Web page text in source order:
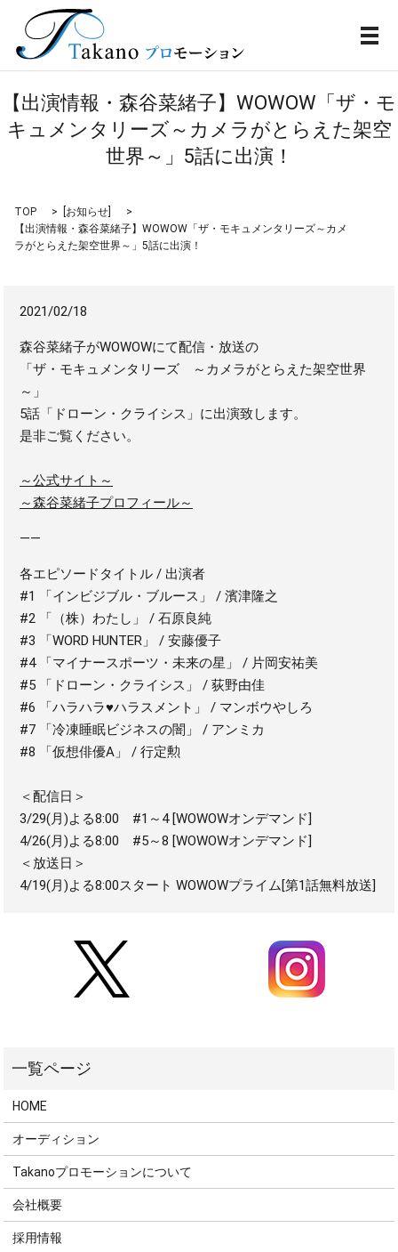
メ
【出演情報・森谷菜緒子】WOWOW「ザ・モ
キュメンタリーズ～カメラがとらえた架空
世界～」5話に出演！
TOP お知らせ
【出演情報・森谷菜緒子】WOWOW「ザ・モキュメンタリーズ～カメ
ラがとらえた架空世界～」5話に出演！
2021/02/18
森谷菜緒子がWOWOWにて配信・放送の
「ザ・モキュメンタリーズ ～カメラがとらえた架空世界
～」
5話 「ドローン・クライシス」に出演致します。
是非ご覧ください。
～公式サイト～
～森谷菜緒子プロフィール～
——
各エピソードタイトル / 出演者
#1 「インビジブル・ブルース」 / 濱津隆之
#2 「（株）わたし」 / 石原良純
#3 「WORD HUNTER」 / 安藤優子
#4 「マイナースポーツ・未来の星」 / 片岡安祐美
#5 「ドローン・クライシス」 / 荻野由佳
#6 「ハラハラ♥ハラスメント」 / マンボウやしろ
#7 「冷凍睡眠ビジネスの闇」 / アンミカ
#8 「仮想俳優A」 / 行定勲
＜配信日＞
3/29(月)よる8:00 #1～4 [WOWOWオンデマンド]
4/26(月)よる8:00 #5～8 [WOWOWオンデマンド]
＜放送日＞
4/19(月)よる8:00スタート WOWOWプライム[第1話無料放送]
HOME
オーディション
Takanoプロモーションについて
会社概要
採用情報